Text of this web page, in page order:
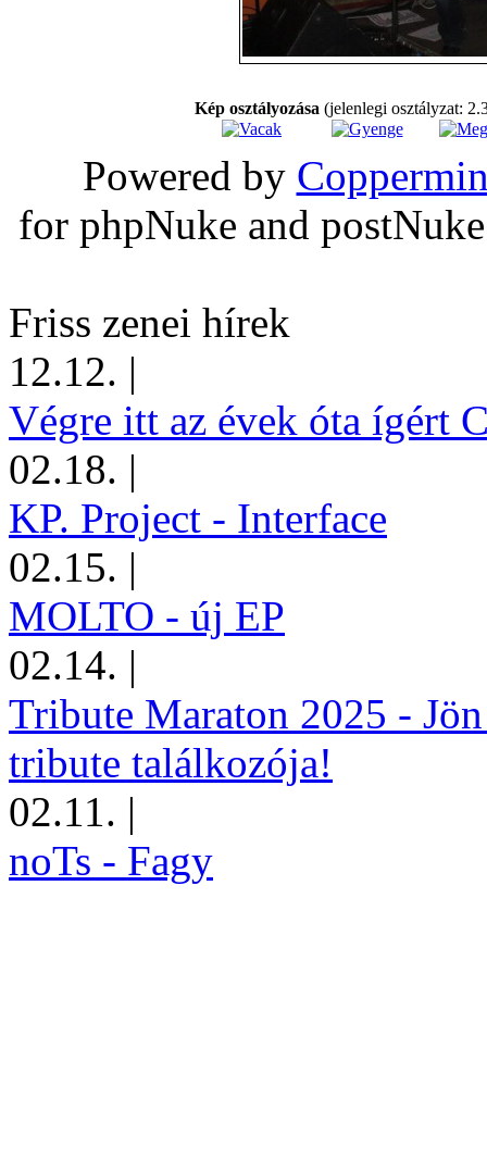
Kép osztályozása (jelenlegi osztályzat:
Powered by
for phpNuke and
Friss zenei hírek
12.12. |
Végre itt az évek óta ígért
02.18. |
KP. Project - Interface
02.15. |
MOLTO - új EP
02.14. |
Tribute Maraton 2025 -
tribute találkozója!
02.11. |
noTs - Fagy